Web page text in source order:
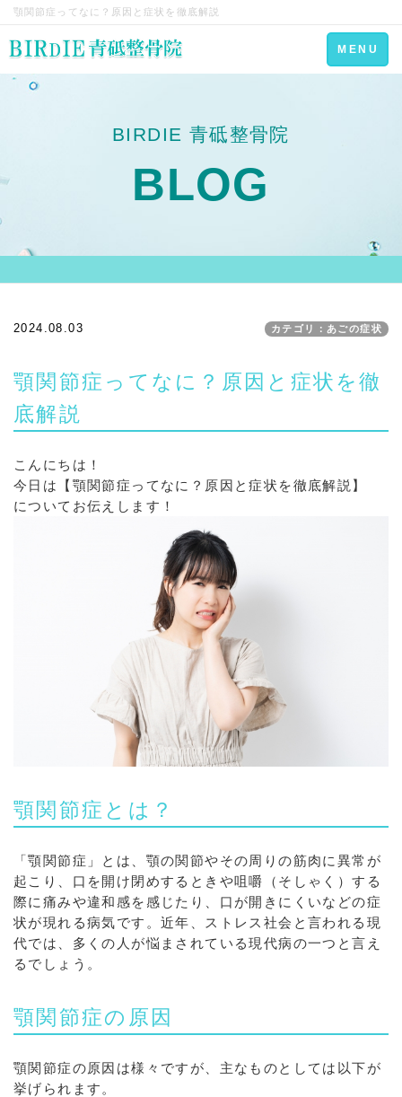
顎関節症ってなに？原因と症状を徹底解説
Toggle
navigation
MENU
BIRDIE 青砥整骨院
BLOG
2024.08.03 カテゴリ：あごの症状
顎関節症ってなに？原因と症状を徹
底解説
こんにちは！
今日は【顎関節症ってなに？原因と症状を徹底解説】
についてお伝えします！
顎関節症とは？
「顎関節症」とは、顎の関節やその周りの筋肉に異常が
起こり、口を開け閉めするときや咀嚼（そしゃく）する
際に痛みや違和感を感じたり、口が開きにくいなどの症
状が現れる病気です。近年、ストレス社会と言われる現
代では、多くの人が悩まされている現代病の一つと言え
るでしょう。
顎関節症の原因
顎関節症の原因は様々ですが、主なものとしては以下が
挙げられます。